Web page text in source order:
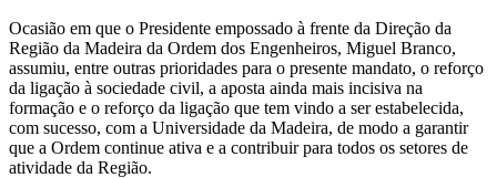
Ocasião em que o Presidente empossado à frente da Direção da
Região da Madeira da Ordem dos Engenheiros, Miguel Branco,
assumiu, entre outras prioridades para o presente mandato, o reforço
da ligação à sociedade civil, a aposta ainda mais incisiva na
formação e o reforço da ligação que tem vindo a ser estabelecida,
com sucesso, com a Universidade da Madeira, de modo a garantir
que a Ordem continue ativa e a contribuir para todos os setores de
atividade da Região.